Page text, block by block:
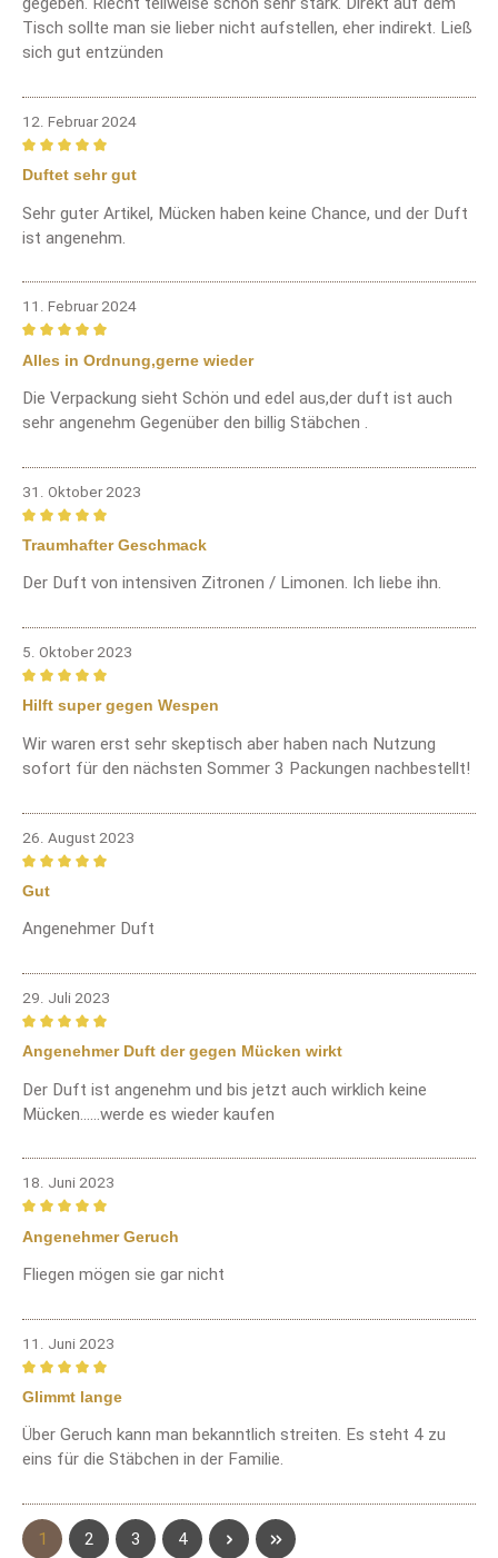
Tisch sollte man sie lieber nicht aufstellen, eher indirekt. Ließ
sich gut entzünden
12. Februar 2024
Bewertung mit 5 von 5 Sternen
Duftet sehr gut
Sehr guter Artikel, Mücken haben keine Chance, und der Duft
ist angenehm.
11. Februar 2024
Bewertung mit 5 von 5 Sternen
Alles in Ordnung,gerne wieder
Die Verpackung sieht Schön und edel aus,der duft ist auch
sehr angenehm Gegenüber den billig Stäbchen .
31. Oktober 2023
Bewertung mit 5 von 5 Sternen
Traumhafter Geschmack
Der Duft von intensiven Zitronen / Limonen. Ich liebe ihn.
5. Oktober 2023
Bewertung mit 5 von 5 Sternen
Hilft super gegen Wespen
Wir waren erst sehr skeptisch aber haben nach Nutzung
sofort für den nächsten Sommer 3 Packungen nachbestellt!
26. August 2023
Bewertung mit 5 von 5 Sternen
Gut
Angenehmer Duft
29. Juli 2023
Bewertung mit 5 von 5 Sternen
Angenehmer Duft der gegen Mücken wirkt
Der Duft ist angenehm und bis jetzt auch wirklich keine
Mücken......werde es wieder kaufen
18. Juni 2023
Bewertung mit 5 von 5 Sternen
Angenehmer Geruch
Fliegen mögen sie gar nicht
11. Juni 2023
Bewertung mit 5 von 5 Sternen
Glimmt lange
Über Geruch kann man bekanntlich streiten. Es steht 4 zu
eins für die Stäbchen in der Familie.
Seite
1 Seite
2 Seite
3 Seite
4